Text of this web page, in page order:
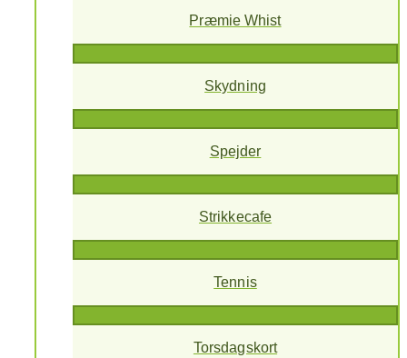
Præmie Whist
Skydning
Spejder
Strikkecafe
Tennis
Torsdagskort